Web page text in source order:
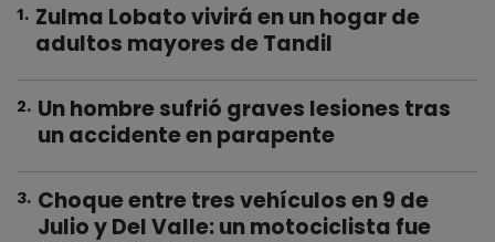
1. Zulma Lobato vivirá en un hogar de
adultos mayores de Tandil
2. Un hombre sufrió graves lesiones tras
un accidente en parapente
3. Choque entre tres vehículos en 9 de
Julio y Del Valle: un motociclista fue